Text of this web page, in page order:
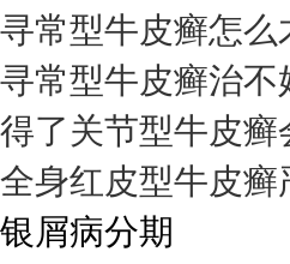
寻常型牛皮癣怎么
寻常型牛皮癣治不
得了关节型牛皮癣
全身红皮型牛皮癣
银屑病分期